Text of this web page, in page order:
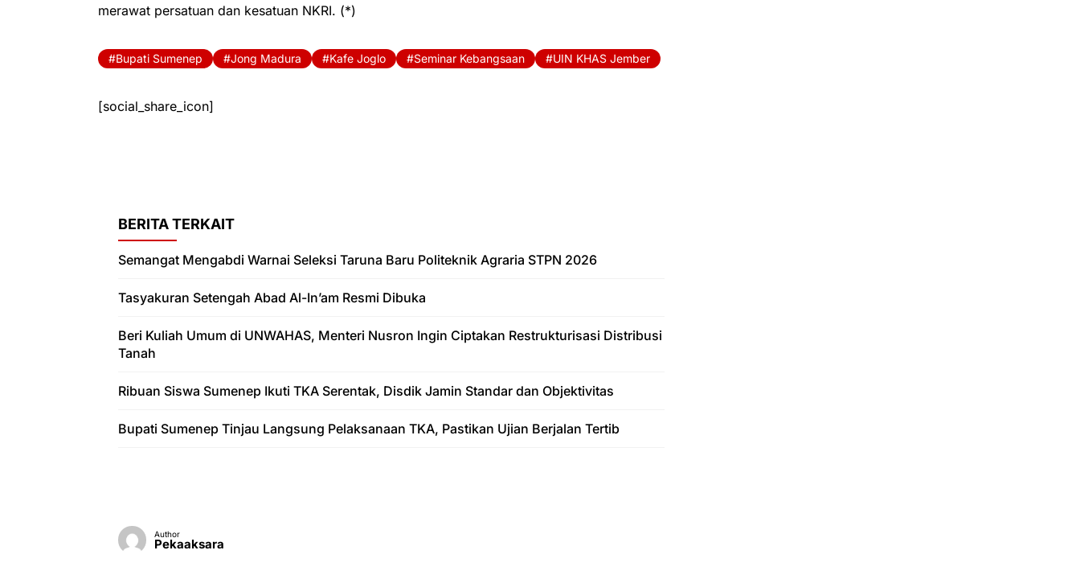
merawat persatuan dan kesatuan NKRI. (*)
Bupati Sumenep Jong Madura Kafe Joglo Seminar Kebangsaan UIN KHAS Jember
[social_share_icon]
BERITA TERKAIT
Semangat Mengabdi Warnai Seleksi Taruna Baru Politeknik Agraria STPN 2026
Tasyakuran Setengah Abad Al-In’am Resmi Dibuka
Beri Kuliah Umum di UNWAHAS, Menteri Nusron Ingin Ciptakan Restrukturisasi Distribusi
Tanah
Ribuan Siswa Sumenep Ikuti TKA Serentak, Disdik Jamin Standar dan Objektivitas
Bupati Sumenep Tinjau Langsung Pelaksanaan TKA, Pastikan Ujian Berjalan Tertib
Author
Pekaaksara